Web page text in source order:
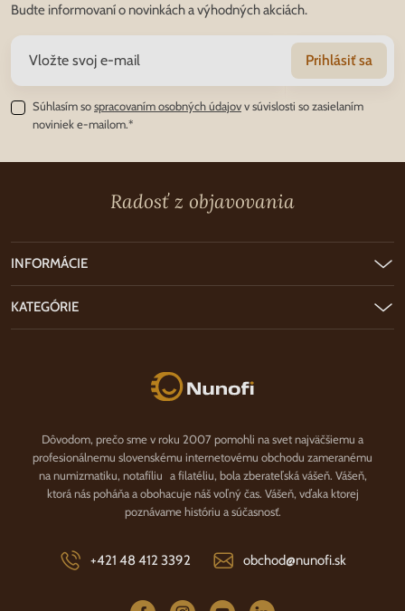
Budte informovaní o novinkách a výhodných akciách.
Prihlásiť sa
Súhlasím sospracovaním osobných údajovv súvislosti so zasielaním
noviniek e-mailom.*
Radosť z objavovania
Nunofi.sk
Dôvodom, prečo sme v roku 2007 pomohli na svet najväčšiemu a
profesionálnemu slovenskému internetovému obchodu zameranému
na numizmatiku, notafíliu a filatéliu, bola zberateľská vášeň. Vášeň,
ktorá nás poháňa a obohacuje náš voľný čas. Vášeň, vďaka ktorej
poznávame históriu a súčasnosť.
+421 48 412 3392 obchod@nunofi.sk
INFORMÁCIE
KATEGÓRIE